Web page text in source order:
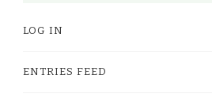
LOG IN
ENTRIES FEED